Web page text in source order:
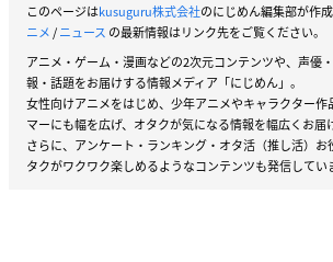
このページはkusuguru株式会社のにじめん編集部が作
ニメ/ニュース の最新情報はリンク先をご覧ください。
アニメ・ゲーム・漫画などの2次元コンテンツや、声優
報・話題をお届けする情報メディア「にじめん」。
女性向けアニメをはじめ、少年アニメやキャラクター作
マーにも幅を広げ、オタクが気になる情報を幅広くお届
さらに、アンケート・ランキング・オタ活（推し活）お
タクがワクワク楽しめるようなコンテンツも発信してい